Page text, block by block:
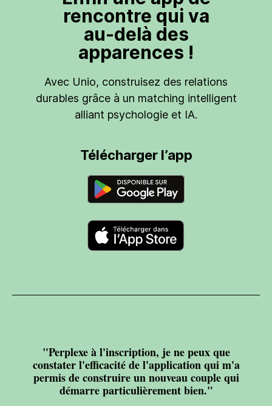
rencontre qui va
au-delà des
apparences !
Avec Unio, construisez des relations
durables grâce à un matching intelligent
alliant psychologie et IA.
Télécharger l’app
"Perplexe à l'inscription, je ne peux que
constater l'efficacité de l'application qui m'a
permis de construire un nouveau couple qui
démarre particulièrement bien."